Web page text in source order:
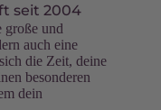
seit 2004
große und
auch eine
die Zeit, deine
besonderen
dein